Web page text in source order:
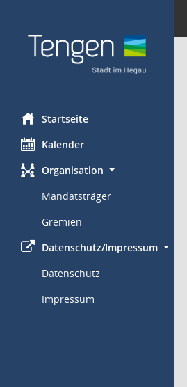
Startseite
Kalender
Organisation
Mandatsträger
Gremien
Datenschutz/Impressum
Datenschutz
Impressum